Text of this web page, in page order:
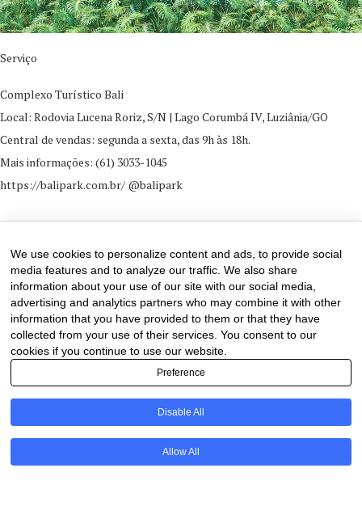
Serviço
Complexo Turístico Bali
Local: Rodovia Lucena Roriz, S/N | Lago Corumbá IV, Luziânia/GO
Central de vendas: segunda a sexta, das 9h às 18h.
Mais informações: (61) 3033-1045
https://balipark.com.br/ @balipark
We use cookies to personalize content and ads, to provide social
media features and to analyze our traffic. We also share
information about your use of our site with our social media,
advertising and analytics partners who may combine it with other
information that you have provided to them or that they have
collected from your use of their services. You consent to our
cookies if you continue to use our website.
Preference
Disable All
Allow All